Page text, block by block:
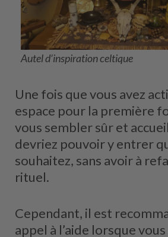
Autel d’inspiration celtique
Une fois que vous avez
espace pour la première
vous sembler sûr et
devriez pouvoir y entrer
souhaitez, sans avoir à
rituel.
Cependant, il est
appel à l’aide lorsque